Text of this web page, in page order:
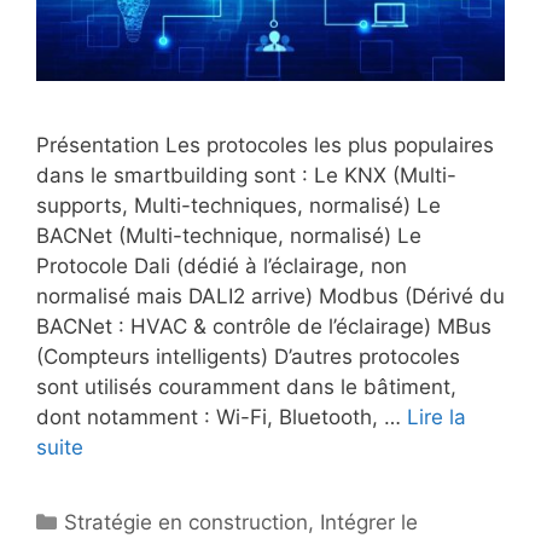
Présentation Les protocoles les plus populaires
dans le smartbuilding sont : Le KNX (Multi-
supports, Multi-techniques, normalisé) Le
BACNet (Multi-technique, normalisé) Le
Protocole Dali (dédié à l’éclairage, non
normalisé mais DALI2 arrive) Modbus (Dérivé du
BACNet : HVAC & contrôle de l’éclairage) MBus
(Compteurs intelligents) D’autres protocoles
sont utilisés couramment dans le bâtiment,
dont notamment : Wi-Fi, Bluetooth, … Lire la
suite
Catégories
Stratégie en construction, Intégrer le